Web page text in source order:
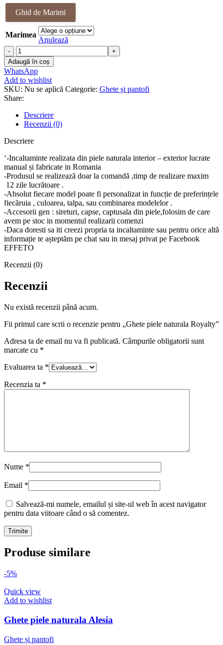
a
fost:
438.00 lei.
este:
Ghid de Marimi
Marimea
Anulează
Cantitate
Ghete
piele
naturala
Royalty
Adaugă în coș
WhatsApp
Add to wishlist
SKU: Nu se aplică Categorie: Ghete și pantofi
Share:
Descriere
Recenzii (0)
Descriere
‘-Incaltaminte realizata din piele naturala interior – exterior lucrate
manual și fabricate in Romania
-Produsul se realizează doar la comandă ,timp de realizare maxim
12 zile lucrătoare .
-Absolut fiecare model poate fi personalizat in funcție de preferințele
fiecăruia , culoarea, talpa, sau combinarea modelelor .
-Accesorii gen : sireturi, capse, captusala din piele,folosim de care
avem pe stoc in momentul realizarii comenzi
-Daca doresti sa iti creezi propria ta incaltaminte sau pentru orice altă
informație te așteptăm pe chat sau in mesaj privat pe Facebook
EFFETO
Recenzii (0)
Recenzii
Nu există recenzii până acum.
Fii primul care scrii o recenzie pentru „Ghete piele naturala Royalty”
Adresa ta de email nu va fi publicată. Câmpurile obligatorii sunt
marcate cu *
Evaluarea ta *
Recenzia ta *
Nume *
Email *
Salvează-mi numele, emailul și site-ul web în acest navigator
pentru data viitoare când o să comentez.
Produse similare
-5%
Quick view
Add to wishlist
Ghete piele naturala Alesia
Ghete și pantofi